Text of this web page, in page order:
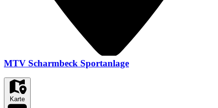
MTV Scharmbeck Sportanlage
Karte